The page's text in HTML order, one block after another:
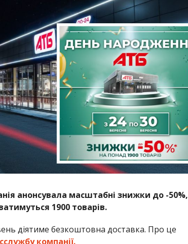
анонсувала масштабні знижки до -50%,
1900 товарів.
діятиме безкоштовна доставка. Про це
компанії.